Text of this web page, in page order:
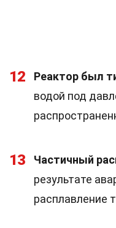
12 Реактор был
водой под
13 Частичный
результате
расплавление